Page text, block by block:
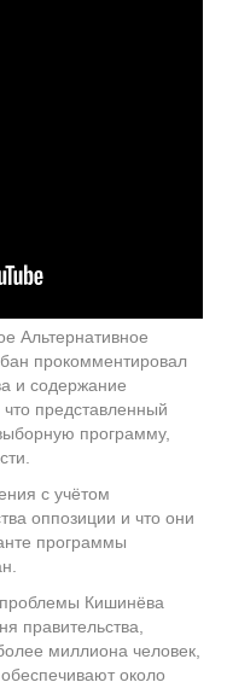
Альтернативное
прокомментировал
и содержание
представленный
программу,
с учётом
оппозиции и что они
программы
Кишинёва
правительства,
миллиона человек,
около